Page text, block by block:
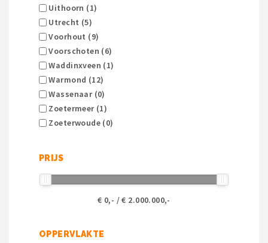
Uithoorn (1)
Utrecht (5)
Voorhout (9)
Voorschoten (6)
Waddinxveen (1)
Warmond (12)
Wassenaar (0)
Zoetermeer (1)
Zoeterwoude (0)
PRIJS
€ 0,- / € 2.000.000,-
OPPERVLAKTE